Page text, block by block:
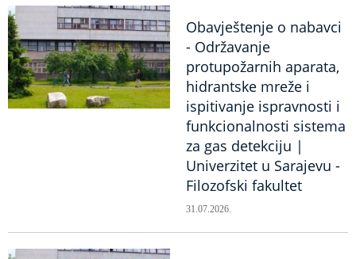
Obavještenje o nabavci
- Održavanje
protupožarnih aparata,
hidrantske mreže i
ispitivanje ispravnosti i
funkcionalnosti sistema
za gas detekciju |
Univerzitet u Sarajevu -
Filozofski fakultet
31.07.2026.